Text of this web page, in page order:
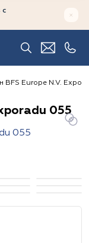
с
BFS Europe N.V.
055